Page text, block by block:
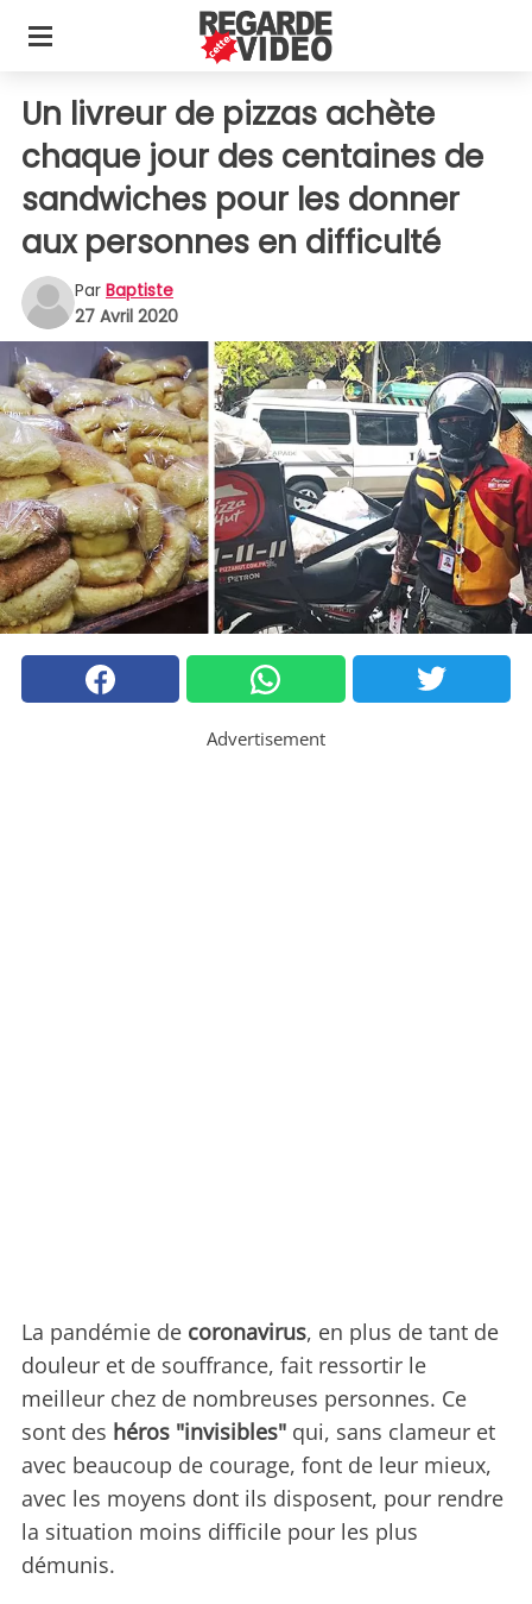
Un livreur de pizzas achète
chaque jour des centaines de
sandwiches pour les donner
aux personnes en difficulté
Par Baptiste
27 Avril 2020
Advertisement
La pandémie de coronavirus, en plus de tant de
douleur et de souffrance, fait ressortir le
meilleur chez de nombreuses personnes. Ce
sont des héros "invisibles" qui, sans clameur et
avec beaucoup de courage, font de leur mieux,
avec les moyens dont ils disposent, pour rendre
la situation moins difficile pour les plus
démunis.